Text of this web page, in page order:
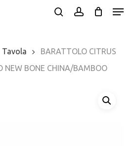
Menu
Tavola
BARATTOLO CITRUS
NEW BONE CHINA/BAMBOO
Menu